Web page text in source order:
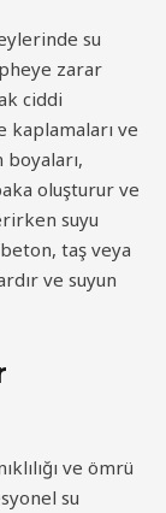
su
zarar
ciddi
kaplamaları ve
boyaları,
oluşturur ve
suyu
beton, taş veya
ve suyun
ve ömrü
su